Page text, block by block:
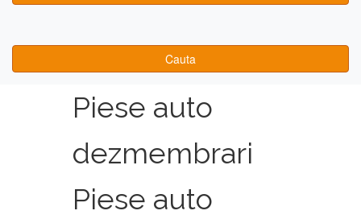
Cauta
Piese auto
dezmembrari
Piese auto